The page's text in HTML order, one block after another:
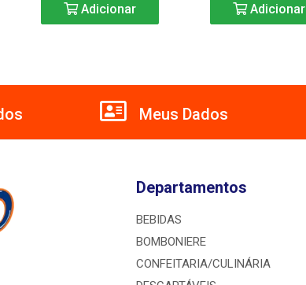
Adicionar Adicionar
Meus Dados
Departamentos
BEBIDAS
BOMBONIERE
CONFEITARIA/CULINÁRIA